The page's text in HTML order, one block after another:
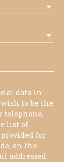
data in
to be the
telephone,
list of
for
on the
addressed